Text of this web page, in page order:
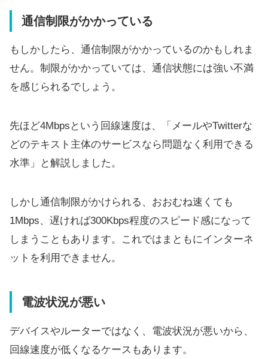
通信制限がかかっている
もしかしたら、通信制限がかかっているのかもしれま
せん。制限がかかっていては、通信状態には強い不満
を感じられるでしょう。
先ほど4Mbpsという回線速度は、「メールやTwitterな
どのテキスト主体のサービスなら問題なく利用できる
水準」と解説しました。
しかし通信制限がかけられる、おおむね速くても
1Mbps、遅ければ300Kbps程度のスピード感になって
しまうこともあります。これではまともにインターネ
ットを利用できません。
電波状況が悪い
デバイスやルーターではなく、電波状況が悪いから、
回線速度が低くなるケースもあります。